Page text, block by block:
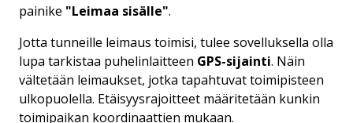
painike "Leimaa sisälle".
Jotta tunneille leimaus toimisi, tulee sovelluksella olla
lupa tarkistaa puhelinlaitteen GPS-sijainti. Näin
vältetään leimaukset, jotka tapahtuvat toimipisteen
ulkopuolella. Etäisyysrajoitteet määritetään kunkin
toimipaikan koordinaattien mukaan.